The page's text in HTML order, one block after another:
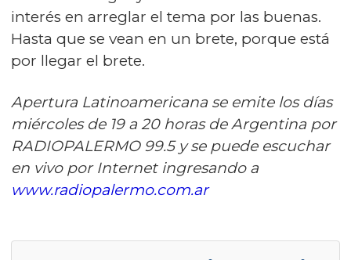
interés en arreglar el tema por las buenas.
Hasta que se vean en un brete, porque está
por llegar el brete.
Apertura Latinoamericana se emite los días
miércoles de 19 a 20 horas de Argentina por
RADIOPALERMO 99.5 y se puede escuchar
en vivo por Internet ingresando a
www.radiopalermo.com.ar